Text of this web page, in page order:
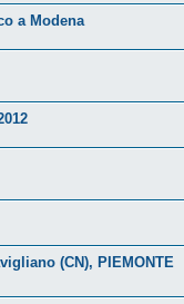
a Modena
(CN), PIEMONTE